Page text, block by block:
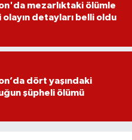
mezarlıktaki ölümle
olayın detayları belli oldu
dört yaşındaki
şüpheli ölümü